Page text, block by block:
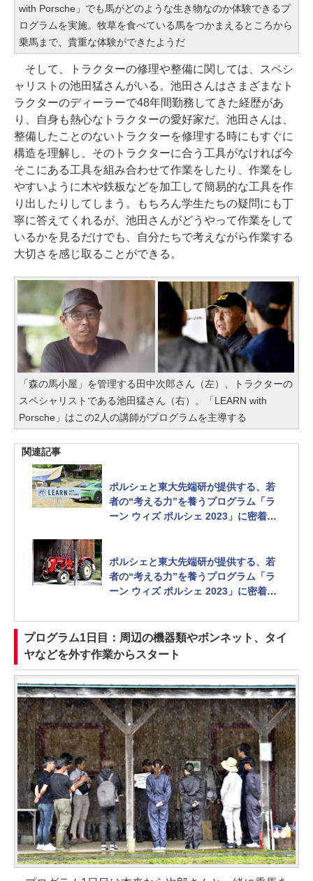
with Porsche」でも馬がどのような生き物なのか体験できるプ
ログラムを実施。牧草を食べている馬をつかまえるところから
乗馬まで、貴重な体験ができたようだ
そして、トラクターの修理や整備に関しては、スペシ
ャリストの池田猛さんがいる。池田さんはさまざまなト
ラクターのディーラーで48年間勤務してきた経歴があ
り、自身も熱心なトラクターの愛好家だ。池田さんは、
整備したことのないトラクターを修理する時にもすぐに
構造を理解し、そのトラクターに合う工具がなければ今
そこにある工具を組み合わせて作業をしたり、作業をし
やすいように木や鉄板などを加工して簡易的な工具を作
り出したりしてしまう。もちろん学生たちの疑問にも丁
寧に答えてくれるが、池田さんがどうやって作業をして
いるかを見るだけでも、自分たちで考えながら作業する
大切さを感じ取ることができる。
「森の馬小屋」を管理する田中次郎さん（左）、トラクターの
スペシャリストである池田猛さん（右）。「LEARN with
Porsche」はこの2人の講師がプログラムを主導する
関連記事
ポルシェと東大先端研が提供する、若
者の“考える力”を養うプログラム「ラ
ーン ウィズ ポルシェ 2023」に密着し
ェ」の正体とは？[Sponsored]
ポルシェと東大先端研が提供する、若
者の“考える力”を養うプログラム「ラ
ーン ウィズ ポルシェ 2023」に密着し
落胆、奮闘、歓喜。さまざまな感情か
ら学生たちは何を得たか？[Sponsore
d]
プログラム1日目：周辺の機器類やボンネット、タイ
ヤなどを外す作業からスタート